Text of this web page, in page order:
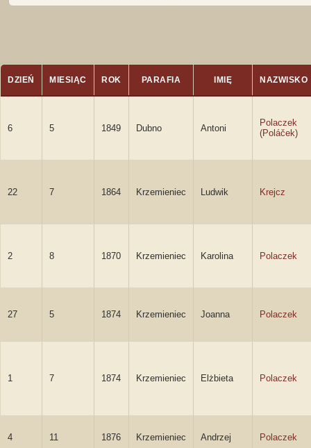
DZIEŃ MIESIĄC ROK PARAFIA IMIĘ NAZWISKO
6 5 1849 Dubno Antoni
Polaczek
(Poláček)
22 7 1864 Krzemieniec Ludwik Krejcz
2 8 1870 Krzemieniec Karolina Polaczek
27 5 1874 Krzemieniec Joanna Polaczek
1 7 1874 Krzemieniec Elżbieta Polaczek
4 11 1876 Krzemieniec Andrzej Polaczek